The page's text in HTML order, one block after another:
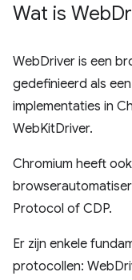
Wat is Web
WebDriver is een
gedefinieerd als
implementaties in
WebKitDriver.
Chromium heeft
Protocol of CDP.
Er zijn enkele
protocollen: